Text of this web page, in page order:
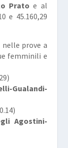
Prato e al
e 45.160,29
prove a
femminili e
Gualandi-
Agostini-